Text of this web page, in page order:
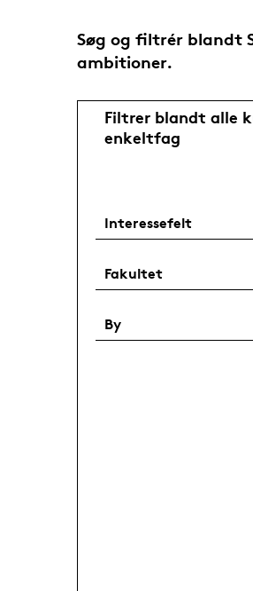
Søg og filtrér blandt
ambitioner.
Filtrer blandt alle
enkeltfag
Interessefelt
Fakultet
By